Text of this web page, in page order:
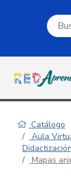
Catálogo
Aula
Didactización
Mapas